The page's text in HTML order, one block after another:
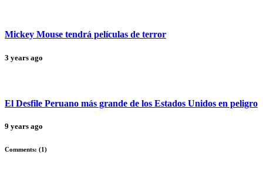
Mickey Mouse tendrá películas de terror
3 years ago
El Desfile Peruano más grande de los Estados Unidos en peligro
9 years ago
Comments: (1)